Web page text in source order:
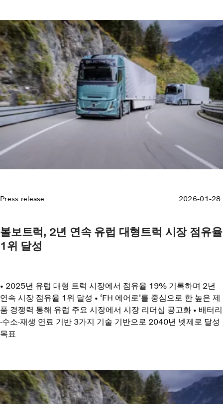
Press release 2026-01-28
볼보트럭, 2년 연속 유럽 대형트럭 시장 점유율
1위 달성
• 2025년 유럽 대형 트럭 시장에서 점유율 19% 기록하며 2년
연속 시장 점유율 1위 달성 • ‘FH 에어로’를 중심으로 한 높은 제
품 경쟁력 통해 유럽 주요 시장에서 시장 리더십 공고화 • 배터리
·수소·재생 연료 기반 3가지 기술 기반으로 2040년 넷제로 달성
목표